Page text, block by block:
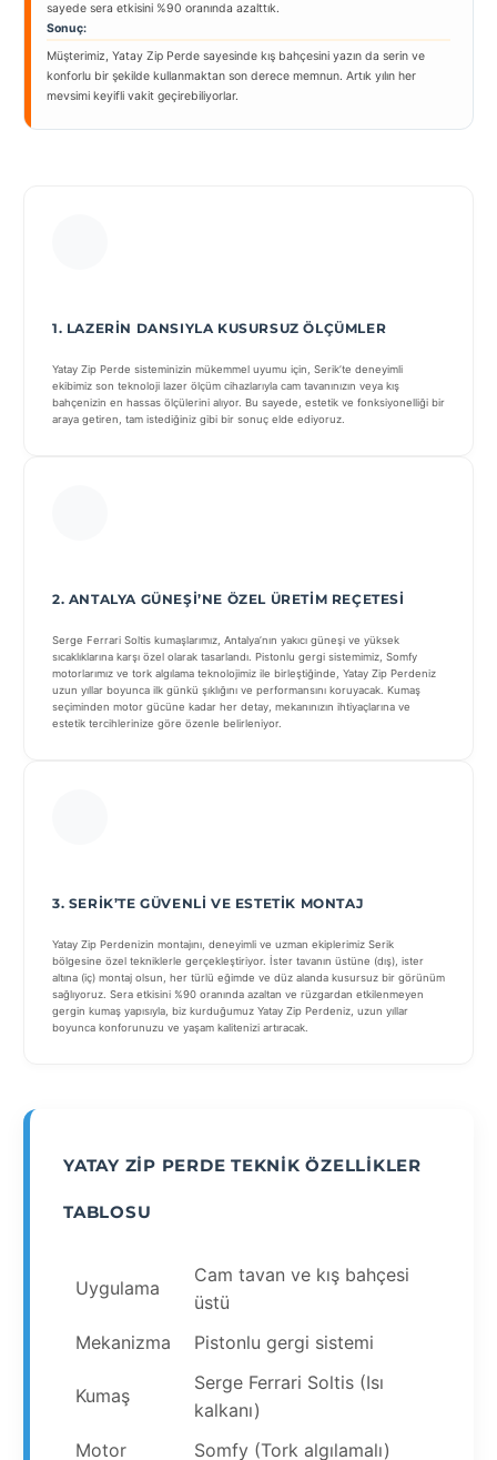
sayede sera etkisini %90 oranında azalttık.
Sonuç:
Müşterimiz, Yatay Zip Perde sayesinde kış bahçesini yazın da serin ve
konforlu bir şekilde kullanmaktan son derece memnun. Artık yılın her
mevsimi keyifli vakit geçirebiliyorlar.
1. LAZERIN DANSIYLA KUSURSUZ ÖLÇÜMLER
Yatay Zip Perde sisteminizin mükemmel uyumu için, Serik’te deneyimli
ekibimiz son teknoloji lazer ölçüm cihazlarıyla cam tavanınızın veya kış
bahçenizin en hassas ölçülerini alıyor. Bu sayede, estetik ve fonksiyonelliği bir
araya getiren, tam istediğiniz gibi bir sonuç elde ediyoruz.
2. ANTALYA GÜNEŞI’NE ÖZEL ÜRETIM REÇETESI
Serge Ferrari Soltis kumaşlarımız, Antalya’nın yakıcı güneşi ve yüksek
sıcaklıklarına karşı özel olarak tasarlandı. Pistonlu gergi sistemimiz, Somfy
motorlarımız ve tork algılama teknolojimiz ile birleştiğinde, Yatay Zip Perdeniz
uzun yıllar boyunca ilk günkü şıklığını ve performansını koruyacak. Kumaş
seçiminden motor gücüne kadar her detay, mekanınızın ihtiyaçlarına ve
estetik tercihlerinize göre özenle belirleniyor.
3. SERIK’TE GÜVENLI VE ESTETIK MONTAJ
Yatay Zip Perdenizin montajını, deneyimli ve uzman ekiplerimiz Serik
bölgesine özel tekniklerle gerçekleştiriyor. İster tavanın üstüne (dış), ister
altına (iç) montaj olsun, her türlü eğimde ve düz alanda kusursuz bir görünüm
sağlıyoruz. Sera etkisini %90 oranında azaltan ve rüzgardan etkilenmeyen
gergin kumaş yapısıyla, biz kurduğumuz Yatay Zip Perdeniz, uzun yıllar
boyunca konforunuzu ve yaşam kalitenizi artıracak.
YATAY ZIP PERDE TEKNIK ÖZELLIKLER
TABLOSU
Uygulama
Cam tavan ve kış bahçesi
üstü
Mekanizma
Pistonlu gergi sistemi
Kumaş
Serge Ferrari Soltis (Isı
kalkanı)
Motor
Somfy (Tork algılamalı)